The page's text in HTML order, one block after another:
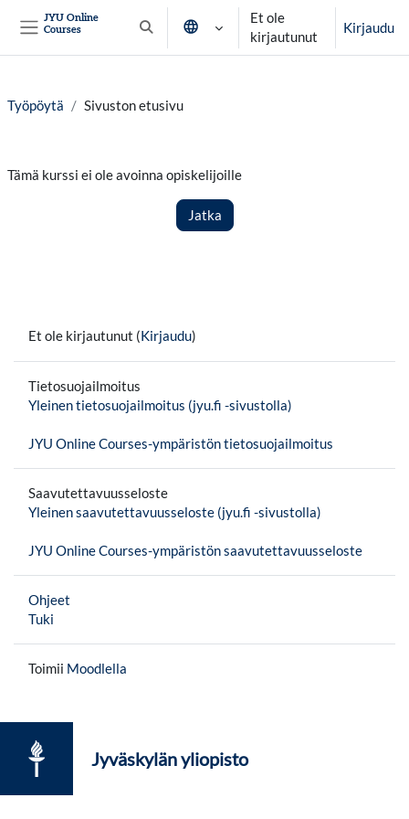
JYU Online
Courses
Vaihda hakusyöttöä
Et ole
kirjautunut
Kirjaudu
Työpöytä Sivuston etusivu
Tämä kurssi ei ole avoinna opiskelijoille
Jatka
Et ole kirjautunut (Kirjaudu)
Tietosuojailmoitus
Yleinen tietosuojailmoitus (jyu.fi -sivustolla)
JYU Online Courses-ympäristön tietosuojailmoitus
Saavutettavuusseloste
Yleinen saavutettavuusseloste (jyu.fi -sivustolla)
JYU Online Courses-ympäristön saavutettavuusseloste
Ohjeet
Tuki
Toimii Moodlella
Jyväskylän yliopisto